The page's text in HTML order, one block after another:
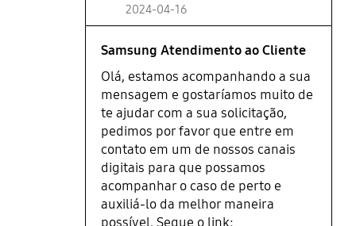
2024-04-16
Samsung Atendimento ao Cliente
Olá, estamos acompanhando a sua
mensagem e gostaríamos muito de
te ajudar com a sua solicitação,
pedimos por favor que entre em
contato em um de nossos canais
digitais para que possamos
acompanhar o caso de perto e
auxiliá-lo da melhor maneira
possível. Segue o link: